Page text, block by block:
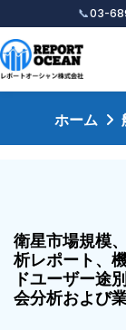
📞03-
ホーム
衛星市場規模
析レポート、
ドユーザー途
会分析および